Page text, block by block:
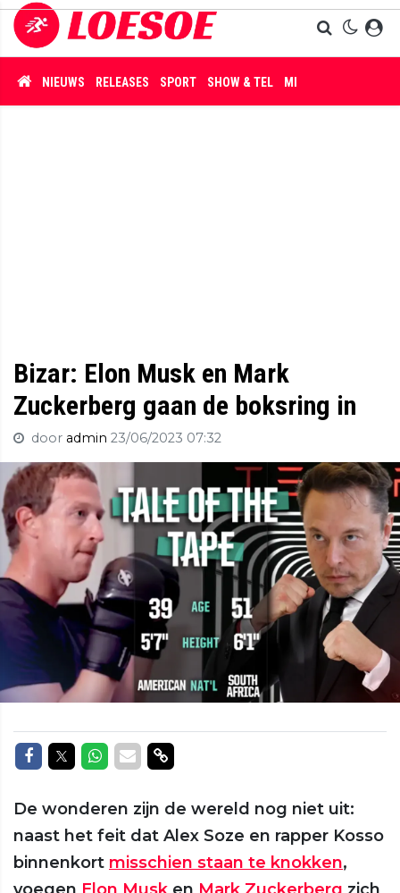
NIEUWS RELEASES SPORT SHOW & TEL MISDAAD
Bizar: Elon Musk en Mark
Zuckerberg gaan de boksring in
door admin 23/06/2023 07:32
Delen op Facebook
Delen op Twitter
Delen op Whatsapp
Delen via Mail
Delen via link
De wonderen zijn de wereld nog niet uit:
naast het feit dat Alex Soze en rapper Kosso
binnenkort misschien staan te knokken,